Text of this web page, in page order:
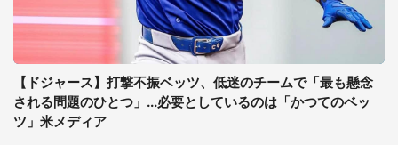
【ドジャース】打撃不振ベッツ、低迷のチームで「最も懸念
される問題のひとつ」...必要としているのは「かつてのベッ
ツ」米メディア